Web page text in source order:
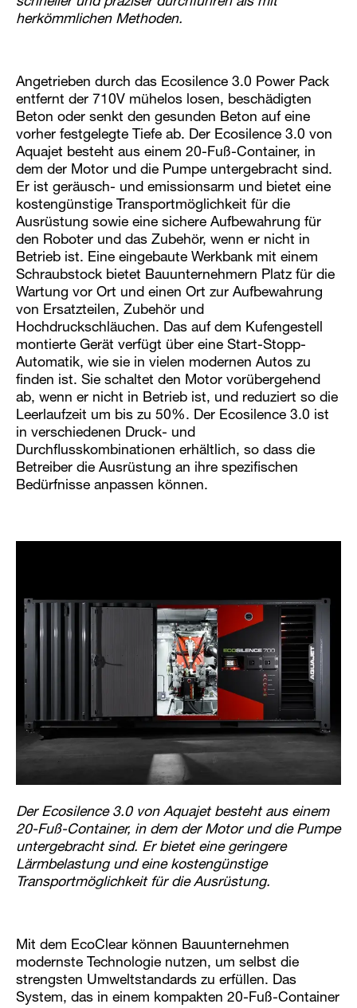
herkömmlichen Methoden.
Angetrieben durch das Ecosilence 3.0 Power Pack
entfernt der 710V mühelos losen, beschädigten
Beton oder senkt den gesunden Beton auf eine
vorher festgelegte Tiefe ab. Der Ecosilence 3.0 von
Aquajet besteht aus einem 20-Fuß-Container, in
dem der Motor und die Pumpe untergebracht sind.
Er ist geräusch- und emissionsarm und bietet eine
kostengünstige Transportmöglichkeit für die
Ausrüstung sowie eine sichere Aufbewahrung für
den Roboter und das Zubehör, wenn er nicht in
Betrieb ist. Eine eingebaute Werkbank mit einem
Schraubstock bietet Bauunternehmern Platz für die
Wartung vor Ort und einen Ort zur Aufbewahrung
von Ersatzteilen, Zubehör und
Hochdruckschläuchen. Das auf dem Kufengestell
montierte Gerät verfügt über eine Start-Stopp-
Automatik, wie sie in vielen modernen Autos zu
finden ist. Sie schaltet den Motor vorübergehend
ab, wenn er nicht in Betrieb ist, und reduziert so die
Leerlaufzeit um bis zu 50%. Der Ecosilence 3.0 ist
in verschiedenen Druck- und
Durchflusskombinationen erhältlich, so dass die
Betreiber die Ausrüstung an ihre spezifischen
Bedürfnisse anpassen können.
Der Ecosilence 3.0 von Aquajet besteht aus einem
20-Fuß-Container, in dem der Motor und die Pumpe
untergebracht sind. Er bietet eine geringere
Lärmbelastung und eine kostengünstige
Transportmöglichkeit für die Ausrüstung.
Mit dem EcoClear können Bauunternehmen
modernste Technologie nutzen, um selbst die
strengsten Umweltstandards zu erfüllen. Das
System, das in einem kompakten 20-Fuß-Container